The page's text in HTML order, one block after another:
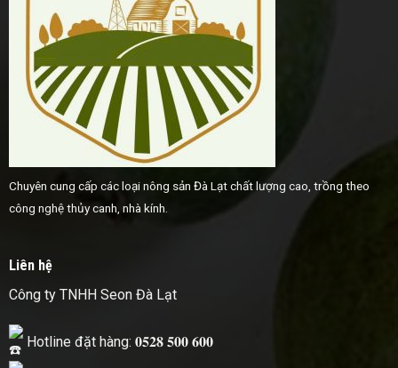
Chuyên cung cấp các loại nông sản Đà Lạt chất lượng cao, trồng theo
công nghệ thủy canh, nhà kính.
Liên hệ
Công ty TNHH Seon Đà Lạt
Hotline đặt hàng: 𝟎𝟓𝟐𝟖 𝟓𝟎𝟎 𝟔𝟎𝟎